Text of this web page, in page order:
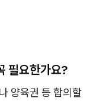
필요한가요?
양육권 등 합의할